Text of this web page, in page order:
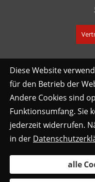
Diese Website
für den Betrieb der
Andere Cookies sind
Funktionsumfang. Sie
jederzeit widerrufen.
in der
alle